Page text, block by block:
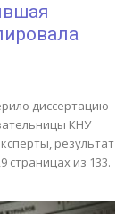
диссертацию
КНУ
результат
из 133.